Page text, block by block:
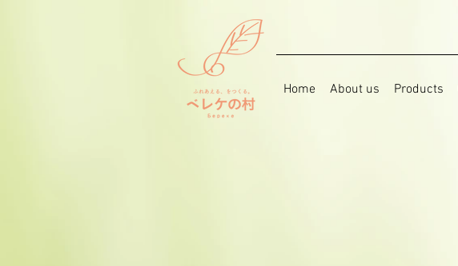
Home About us Products